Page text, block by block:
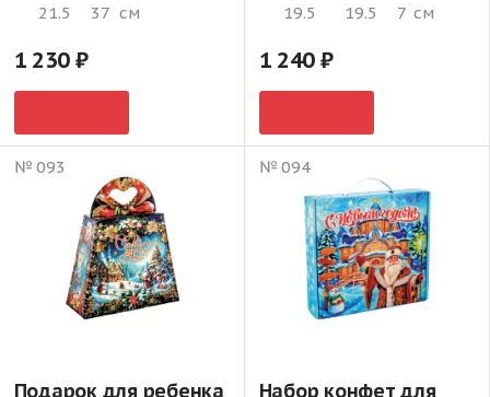
21.5
37 см
1 230
19.5
19.5 7 см
1 240
№ 093
Подарок для ребенка
№ 094
Набор конфет для